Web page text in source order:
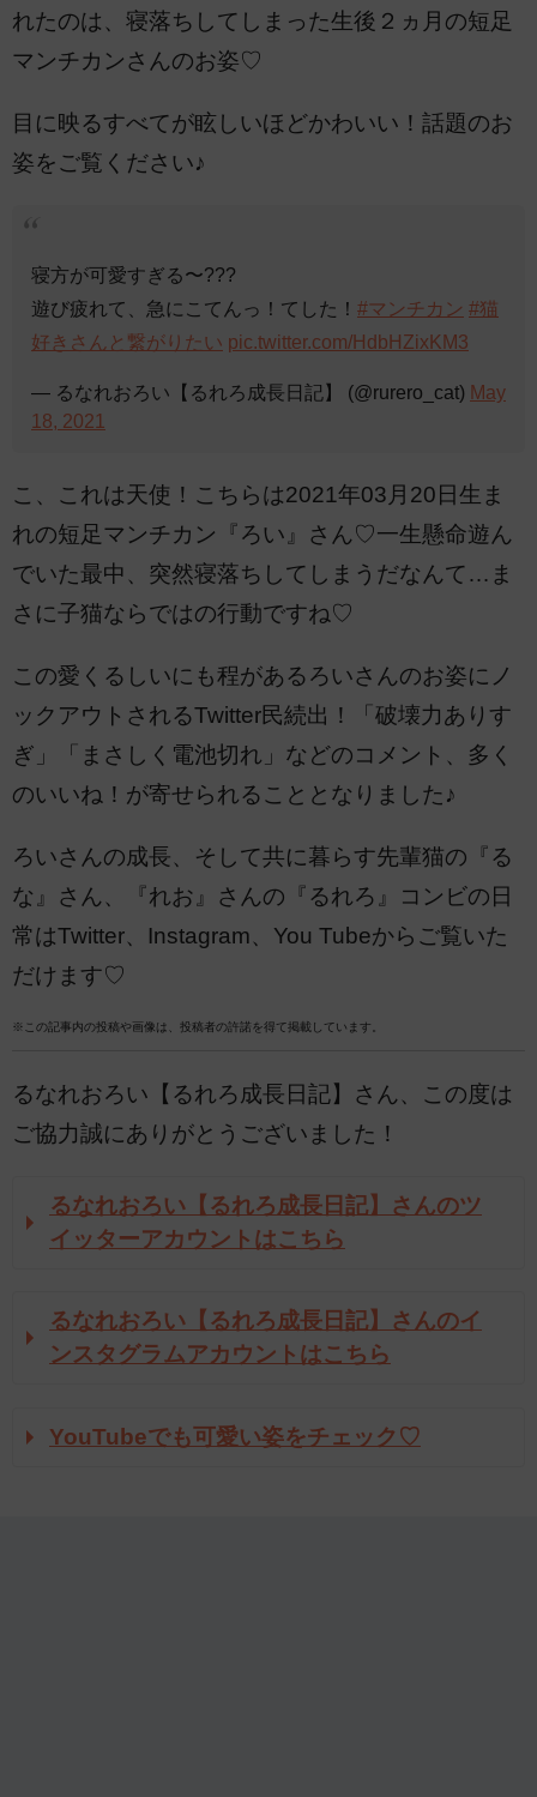
れたのは、寝落ちしてしまった生後２ヵ月の短足
マンチカンさんのお姿♡
目に映るすべてが眩しいほどかわいい！話題のお
姿をご覧ください♪
寝方が可愛すぎる〜???
遊び疲れて、急にこてんっ！てした！ #マンチカン #猫
好きさんと繋がりたい pic.twitter.com/HdbHZixKM3
— るなれおろい【るれろ成長日記】 (@rurero_cat) May
18, 2021
こ、これは天使！こちらは2021年03月20日生ま
れの短足マンチカン『ろい』さん♡一生懸命遊ん
でいた最中、突然寝落ちしてしまうだなんて…ま
さに子猫ならではの行動ですね♡
この愛くるしいにも程があるろいさんのお姿にノ
ックアウトされるTwitter民続出！「破壊力ありす
ぎ」「まさしく電池切れ」などのコメント、多く
のいいね！が寄せられることとなりました♪
ろいさんの成長、そして共に暮らす先輩猫の『る
な』さん、『れお』さんの『るれろ』コンビの日
常はTwitter、Instagram、You Tubeからご覧いた
だけます♡
※この記事内の投稿や画像は、投稿者の許諾を得て掲載しています。
るなれおろい【るれろ成長日記】さん、この度は
ご協力誠にありがとうございました！
るなれおろい【るれろ成長日記】さんのツ
イッターアカウントはこちら
るなれおろい【るれろ成長日記】さんのイ
ンスタグラムアカウントはこちら
YouTubeでも可愛い姿をチェック♡